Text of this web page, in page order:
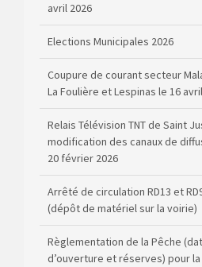
avril 2026
Elections Municipales 2026
Coupure de courant secteur
La Foulière et Lespinas le 16
Relais Télévision TNT de Saint
modification des canaux de
20 février 2026
Arrêté de circulation RD13 et
(dépôt de matériel sur la voirie)
Règlementation de la Pêche
d’ouverture et réserves) pour